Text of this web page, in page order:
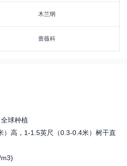
木兰纲
蔷薇科
球种植
）高，1-1.5英尺（0.3-0.4米）树干直